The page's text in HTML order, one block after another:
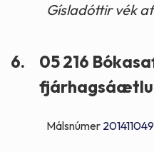
Gísladóttir vék
6.
05 216
Málsnúmer 201411049